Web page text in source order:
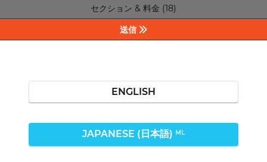
セクション & 料金 (18)
送信
ENGLISH
JAPANESE (日本語) ML